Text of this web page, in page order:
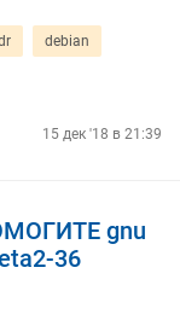
debian
15 дек '18 в 21:39
gnu
36